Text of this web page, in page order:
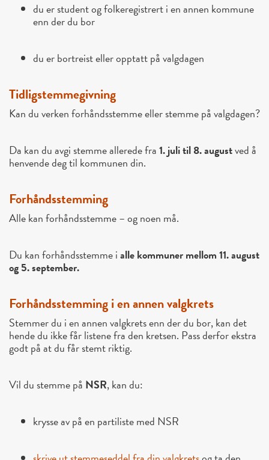
du er student og folkeregistrert i en annen kommune
enn der du bor
du er bortreist eller opptatt på valgdagen
Tidligstemmegivning
Kan du verken forhåndsstemme eller stemme på valgdagen?
Da kan du avgi stemme allerede fra1. juli til 8. augustved å
henvende deg til kommunen din.
Forhåndsstemming
Alle kan forhåndsstemme – og noen må.
Du kan forhåndsstemme ialle kommuner mellom 11. august
og 5. september.
Forhåndsstemming i en annen valgkrets
Stemmer du i en annen valgkrets enn der du bor, kan det
hende du ikke får listene fra den kretsen. Pass derfor ekstra
godt på at du får stemt riktig.
Vil du stemme på NSR, kan du:
krysse av på en partiliste med NSR